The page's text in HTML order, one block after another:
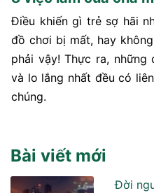
Điều khiến gì trẻ sợ hãi
đồ chơi bị mất, hay
phải vậy! Thực ra,
và lo lắng nhất đều có
chúng.
Bài viết mới
Đời